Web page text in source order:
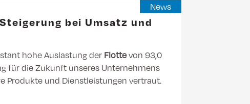
News
bei Umsatz und
hohe Auslastung der Flottevon 93,0
für die Zukunft unseres Unternehmens
Produkte und Dienstleistungen vertraut.